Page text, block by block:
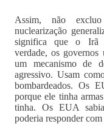
Assim, não
nuclearização
significa que o Irã
verdade, os governos
um mecanismo de
agressivo. Usam
bombardeados. Os
porque ele tinha
tinha. Os EUA
poderia responder